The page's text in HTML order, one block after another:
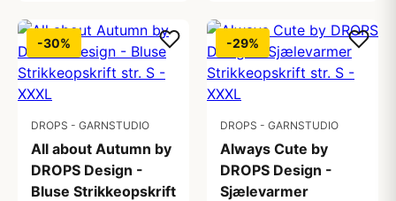
-30%
DROPS - GARNSTUDIO
All about Autumn by
DROPS Design -
Bluse Strikkeopskrift
-29%
DROPS - GARNSTUDIO
Always Cute by
DROPS Design -
Sjælevarmer